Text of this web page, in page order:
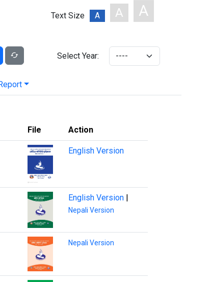
Text Size A A A
Select Year:
File Action
English Version
English Version |
Nepali Version
Nepali Version